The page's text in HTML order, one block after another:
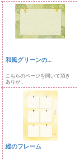
和風グリーンの...
こちらのページを開いて頂き
ありが...
縦のフレーム